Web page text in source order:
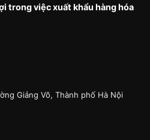
trong việc xuất khẩu hàng hóa
Giảng Võ, Thành phố Hà Nội